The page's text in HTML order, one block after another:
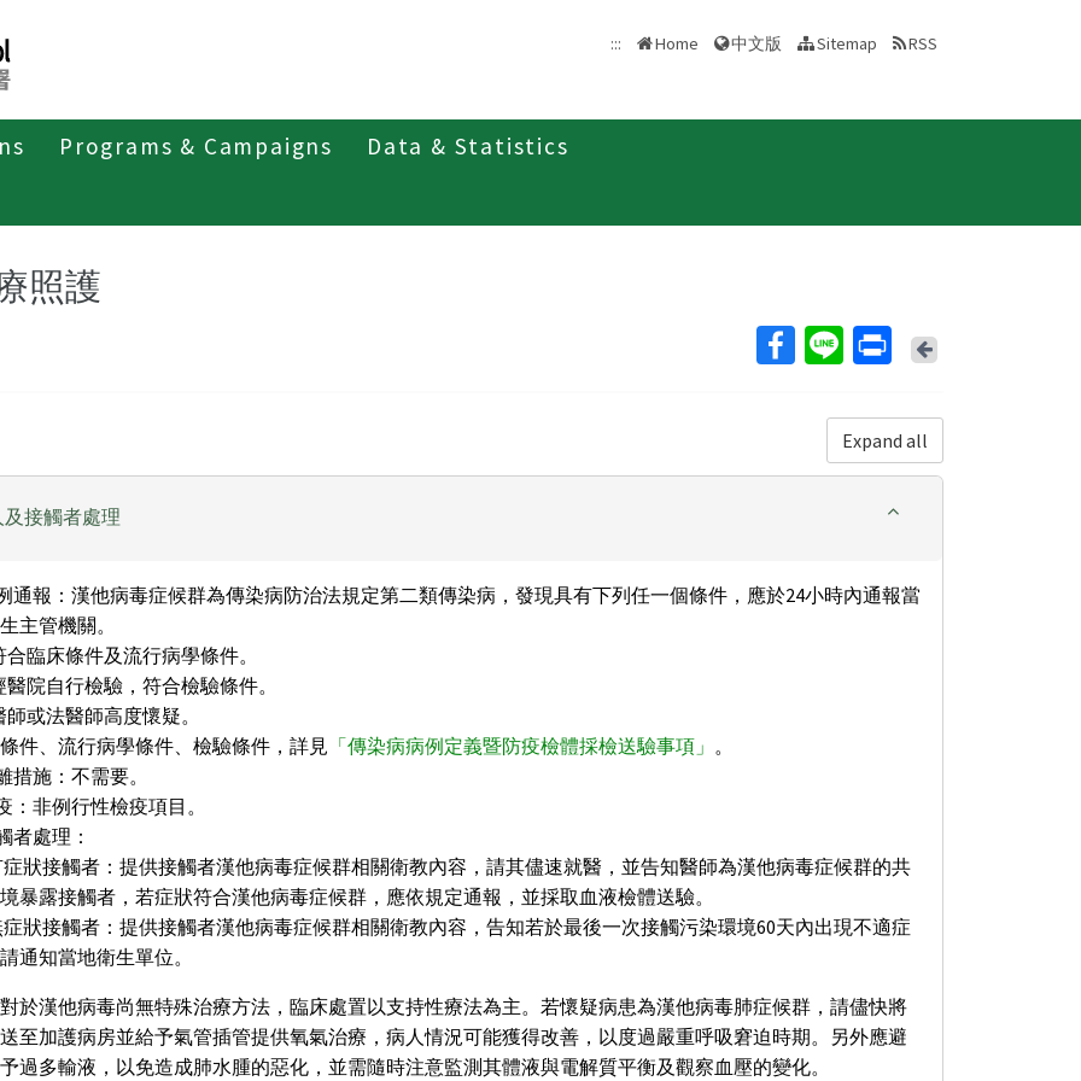
::: Home 中文版 Sitemap RSS
Programs & Campaigns Data & Statistics
照護
Back
Expand all
接觸者處理
通報：漢他病毒症候群為傳染病防治法規定第二類傳染病，發現具有下列任一個條件，應於24小時內通報當
主管機關。
合臨床條件及流行病學條件。
醫院自行檢驗，符合檢驗條件。
師或法醫師高度懷疑。
件、流行病學條件、檢驗條件，詳見 「傳染病病例定義暨防疫檢體採檢送驗事項」 。
措施：不需要。
：非例行性檢疫項目。
者處理：
狀接觸者：提供接觸者漢他病毒症候群相關衛教內容，請其儘速就醫，並告知醫師為漢他病毒症候群的共
暴露接觸者，若症狀符合漢他病毒症候群，應依規定通報，並採取血液檢體送驗。
狀接觸者：提供接觸者漢他病毒症候群相關衛教內容，告知若於最後一次接觸污染環境60天內出現不適症
通知當地衛生單位。
於漢他病毒尚無特殊治療方法，臨床處置以支持性療法為主。若懷疑病患為漢他病毒肺症候群，請儘快將
至加護病房並給予氣管插管提供氧氣治療，病人情況可能獲得改善，以度過嚴重呼吸窘迫時期。另外應避
過多輸液，以免造成肺水腫的惡化，並需隨時注意監測其體液與電解質平衡及觀察血壓的變化。